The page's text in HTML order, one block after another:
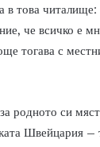
в това
че всичко е
тогава с
родното си
Швейцария –